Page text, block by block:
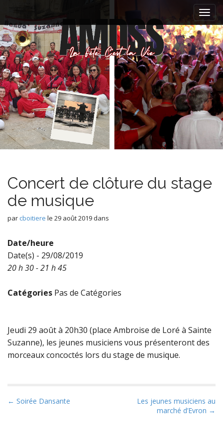
a
i
n
m
e
n
u
i
p
t
o
c
o
n
t
e
n
t
Concert de clôture du stage
de musique
par cboitiere le 29 août 2019dans
Date/heure
Date(s) - 29/08/2019
20 h 30 - 21 h 45
Catégories Pas de Catégories
Jeudi 29 août à 20h30 (place Ambroise de Loré à Sainte
Suzanne), les jeunes musiciens vous présenteront des
morceaux concoctés lors du stage de musique.
P
← Soirée Dansante
Les jeunes musiciens au
marché d’Evron →